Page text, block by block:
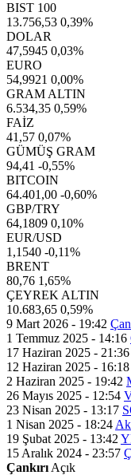
BIST 100
13.756,53 0,39%
DOLAR
47,5945 0,03%
EURO
54,9921 0,00%
GRAM ALTIN
6.534,35 0,59%
FAİZ
41,57 0,07%
GÜMÜŞ GRAM
94,41 -0,55%
BITCOIN
64.401,00 -0,60%
GBP/TRY
64,1809 0,10%
EUR/USD
1,1540 -0,11%
BRENT
80,76 1,65%
ÇEYREK ALTIN
10.683,65 0,59%
9 Mart 2026 - 19:42
1 Temmuz 2025 - 14:16
17 Haziran 2025 - 21:36
12 Haziran 2025 - 16:18
2 Haziran 2025 - 19:42
26 Mayıs 2025 - 12:54
23 Nisan 2025 - 13:17
1 Nisan 2025 - 18:24
19 Şubat 2025 - 13:42
15 Aralık 2024 - 23:57
Çankırı Açık